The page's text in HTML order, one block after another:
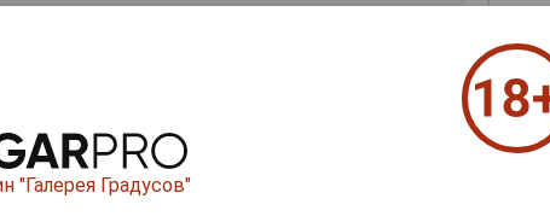
"Галерея Градусов"